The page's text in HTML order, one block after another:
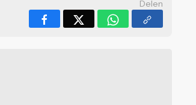
Delen